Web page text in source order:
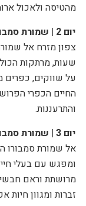
מהטיסה ולאכול
יום 2 | שמורת סמבורו:
שעות, מרתקות
על שווקים, כפרים
החיים הכפרי
והתרעננות.
יום 3 | שמורת סמבורו
אל שמורת סמבורו
ומפגש עם בעלי
מרושתת וראם
זברות ומגוון חיות